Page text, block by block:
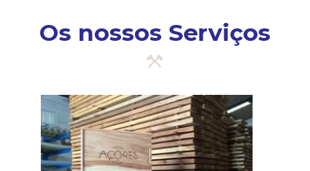
Os nossos Serviços